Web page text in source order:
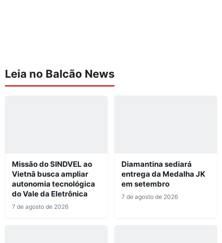
Leia no Balcão News
Missão do SINDVEL ao
Vietnã busca ampliar
autonomia tecnológica
do Vale da Eletrônica
7 de agosto de 2026
Diamantina sediará
entrega da Medalha JK
em setembro
7 de agosto de 2026